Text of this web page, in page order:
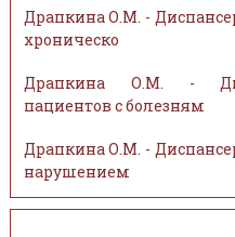
Драпкина О.М. -
хроническо
Драпкина О.М. -
пациентов с болезням
Драпкина О.М. -
нарушением